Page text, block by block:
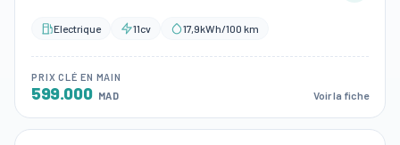
Electrique 11cv 17,9kWh/100 km
PRIX CLÉ EN MAIN
599.000 MAD Voir la fiche